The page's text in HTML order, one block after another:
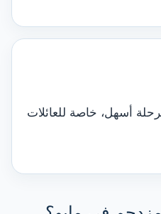
أسهل، خاصة للعائلات